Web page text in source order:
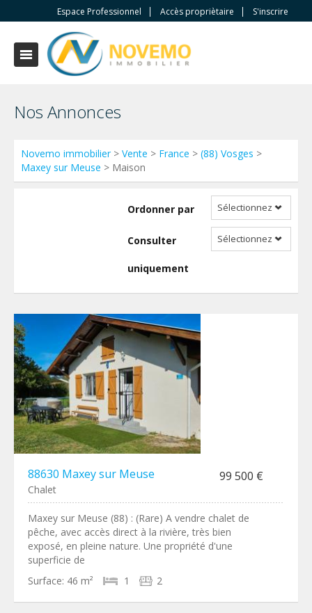
Espace Professionnel Accès propriètaire S'inscrire
Nos Annonces
Novemo immobilier> Vente > France > (88) Vosges >
Maxey sur Meuse > Maison
Ordonner par Sélectionnez
Consulter
uniquement
Sélectionnez
88630 Maxey sur Meuse 99 500 €
Chalet
Maxey sur Meuse (88) : (Rare) A vendre chalet de
pêche, avec accès direct à la rivière, très bien
exposé, en pleine nature. Une propriété d'une
superficie de
Surface: 46 m² 1 2